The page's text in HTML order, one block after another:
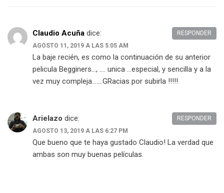
Claudio Acuña dice:
AGOSTO 11, 2019 A LAS 5:05 AM
La baje recién, es como la continuación de su anterior
pelicula Begginers…, …. unica …especial, y sencilla y a la
vez muy compleja…….GRacias por subirla !!!!!
RESPONDER
Arielazo dice:
AGOSTO 13, 2019 A LAS 6:27 PM
Que bueno que te haya gustado Claudio! La verdad que
ambas son muy buenas películas.
RESPONDER